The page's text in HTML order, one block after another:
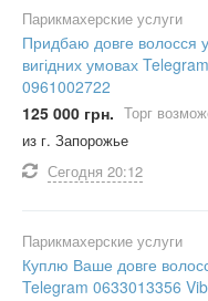
Парикмахерские услуги
Придбаю довге волосся
вигідних умовах
0961002722
125 000 грн. Торг
из г. Запорожье
Сегодня 20:12
Парикмахерские услуги
Куплю Ваше довге
Telegram 0633013356